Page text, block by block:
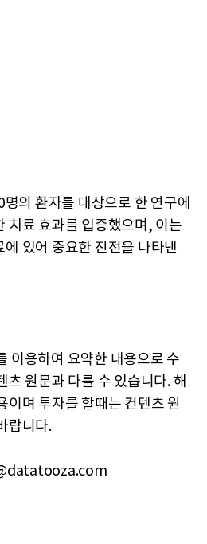
의 환자를 대상으로 한 연구에
치료 효과를 입증했으며, 이는
있어 중요한 진전을 나타낸
이용하여 요약한 내용으로 수
츠 원문과 다를 수 있습니다. 해
이며 투자를 할때는 컨텐츠 원
랍니다.